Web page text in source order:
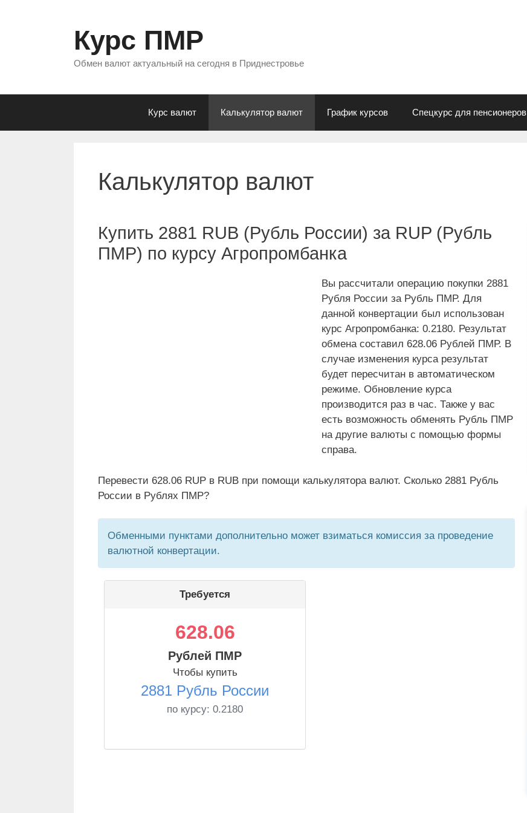
Курс ПМР
Обмен валют актуальный на сегодня в Приднестровье
Курс валют Калькулятор валют График курсов Спецкурс для пенсионеров
Калькулятор валют
Купить 2881 RUB (Рубль России) за RUP (Рубль
ПМР) по курсу Агропромбанка
Вы рассчитали операцию покупки 2881
Рубля России за Рубль ПМР. Для
данной конвертации был использован
курс Агропромбанка: 0.2180. Результат
обмена составил 628.06 Рублей ПМР. В
случае изменения курса результат
будет пересчитан в автоматическом
режиме. Обновление курса
производится раз в час. Также у вас
есть возможность обменять Рубль ПМР
на другие валюты с помощью формы
справа.
Перевести 628.06 RUP в RUB при помощи калькулятора валют. Сколько 2881 Рубль
России в Рублях ПМР?
Обменными пунктами дополнительно может взиматься комиссия за проведение
валютной конвертации.
Требуется
628.06
Рублей ПМР
Чтобы купить
2881 Рубль России
по курсу: 0.2180